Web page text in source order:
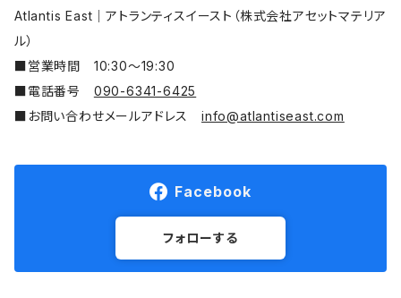
Atlantis East│アトランティスイースト（株式会社アセットマテリア
ル）
■営業時間 10:30〜19:30
■電話番号 090-6341-6425
■お問い合わせメールアドレスinfo@atlantiseast.com
Facebook
フォローする